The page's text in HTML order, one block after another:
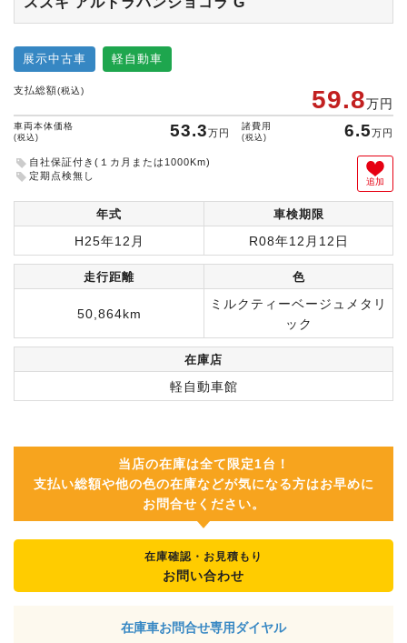
展示中古車 軽自動車
支払総額(税込) 59.8万円
車両本体価格
(税込) 53.3万円
諸費用
(税込) 6.5万円
自社保証付き(１カ月または1000Km)
定期点検無し
追加
年式 車検期限
H25年12月 R08年12月12日
走行距離 色
50,864km
ミルクティーベージュメタリ
ック
在庫店
軽自動車館
当店の在庫は全て限定1台！
支払い総額や他の色の在庫などが気になる方はお早めに
お問合せください。
在庫確認・お見積もり
お問い合わせ
在庫車お問合せ専用ダイヤル